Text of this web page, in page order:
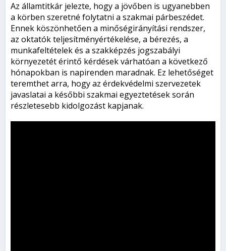
Az államtitkár jelezte, hogy a jövőben is ugyanebben
a körben szeretné folytatni a szakmai párbeszédet.
Ennek köszönhetően a minőségirányítási rendszer,
az oktatók teljesítményértékelése, a bérezés, a
munkafeltételek és a szakképzés jogszabályi
környezetét érintő kérdések várhatóan a következő
hónapokban is napirenden maradnak. Ez lehetőséget
teremthet arra, hogy az érdekvédelmi szervezetek
javaslatai a későbbi szakmai egyeztetések során
részletesebb kidolgozást kapjanak.